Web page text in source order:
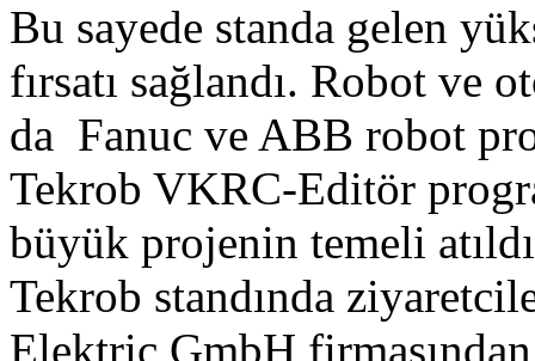
Bu sayede standa gelen
fırsatı sağlandı. Robot ve
da Fanuc ve ABB robot
Tekrob VKRC-Editör
büyük projenin temeli
Tekrob standında
Elektric GmbH